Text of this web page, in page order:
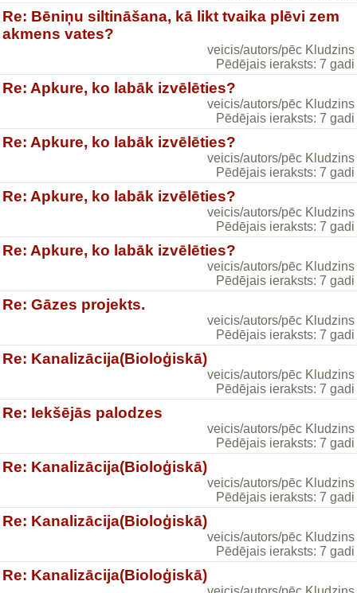
Re: Bēniņu siltināšana, kā likt tvaika plēvi zem
akmens vates?
veicis/autors/pēc Kludzins
Pēdējais ieraksts: 7 gadi
Re: Apkure, ko labāk izvēlēties?
veicis/autors/pēc Kludzins
Pēdējais ieraksts: 7 gadi
Re: Apkure, ko labāk izvēlēties?
veicis/autors/pēc Kludzins
Pēdējais ieraksts: 7 gadi
Re: Apkure, ko labāk izvēlēties?
veicis/autors/pēc Kludzins
Pēdējais ieraksts: 7 gadi
Re: Apkure, ko labāk izvēlēties?
veicis/autors/pēc Kludzins
Pēdējais ieraksts: 7 gadi
Re: Gāzes projekts.
veicis/autors/pēc Kludzins
Pēdējais ieraksts: 7 gadi
Re: Kanalizācija(Bioloģiskā)
veicis/autors/pēc Kludzins
Pēdējais ieraksts: 7 gadi
Re: Iekšējās palodzes
veicis/autors/pēc Kludzins
Pēdējais ieraksts: 7 gadi
Re: Kanalizācija(Bioloģiskā)
veicis/autors/pēc Kludzins
Pēdējais ieraksts: 7 gadi
Re: Kanalizācija(Bioloģiskā)
veicis/autors/pēc Kludzins
Pēdējais ieraksts: 7 gadi
Re: Kanalizācija(Bioloģiskā)